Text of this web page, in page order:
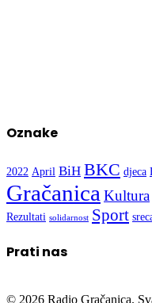
Oznake
2022 April BiH BKC djeca
GračanicaKultura
Rezultati solidarnost Sport
Prati nas
© 2026 Radio Gračanica.